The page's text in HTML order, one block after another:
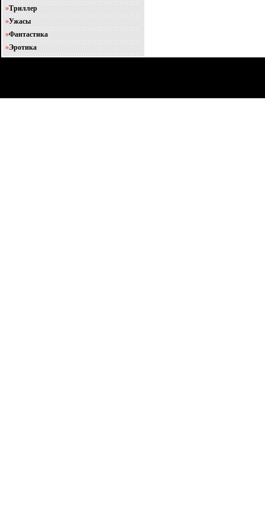
»Триллер
»Ужасы
»Фантастика
»Эротика